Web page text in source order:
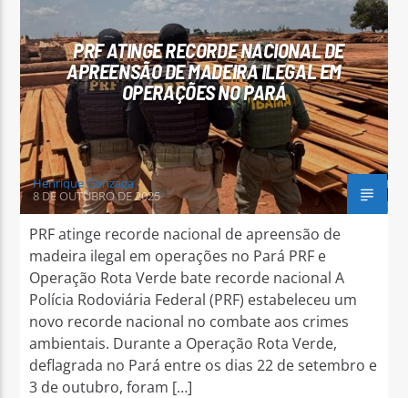
Arara Azul FM
PRF ATINGE RECORDE NACIONAL DE
APREENSÃO DE MADEIRA ILEGAL EM
OPERAÇÕES NO PARÁ
Henrique Gonzaga
8 DE OUTUBRO DE 2025
PRF atinge recorde nacional de apreensão de
madeira ilegal em operações no Pará PRF e
Operação Rota Verde bate recorde nacional A
Polícia Rodoviária Federal (PRF) estabeleceu um
novo recorde nacional no combate aos crimes
ambientais. Durante a Operação Rota Verde,
deflagrada no Pará entre os dias 22 de setembro e
3 de outubro, foram […]